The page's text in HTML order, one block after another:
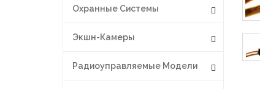
Охранные Системы
Экшн-Камеры
Радиоуправляемые Модели